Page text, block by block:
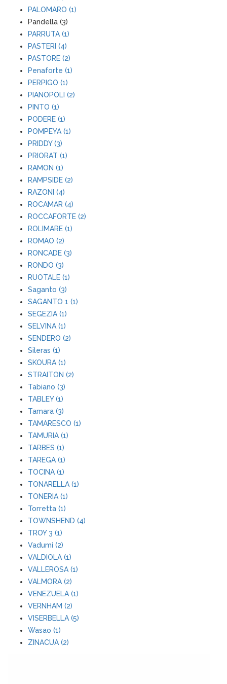
PALOMARO (1)
Pandella (3)
PARRUTA (1)
PASTERI (4)
PASTORE (2)
Penaforte (1)
PERPIGO (1)
PIANOPOLI (2)
PINTO (1)
PODERE (1)
POMPEYA (1)
PRIDDY (3)
PRIORAT (1)
RAMON (1)
RAMPSIDE (2)
RAZONI (4)
ROCAMAR (4)
ROCCAFORTE (2)
ROLIMARE (1)
ROMAO (2)
RONCADE (3)
RONDO (3)
RUOTALE (1)
Saganto (3)
SAGANTO 1 (1)
SEGEZIA (1)
SELVINA (1)
SENDERO (2)
Sileras (1)
SKOURA (1)
STRAITON (2)
Tabiano (3)
TABLEY (1)
Tamara (3)
TAMARESCO (1)
TAMURIA (1)
TARBES (1)
TAREGA (1)
TOCINA (1)
TONARELLA (1)
TONERIA (1)
Torretta (1)
TOWNSHEND (4)
TROY 3 (1)
Vadumi (2)
VALDIOLA (1)
VALLEROSA (1)
VALMORA (2)
VENEZUELA (1)
VERNHAM (2)
VISERBELLA (5)
Wasao (1)
ZINACUA (2)